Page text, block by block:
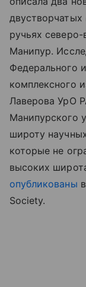
ручьях
Манипур.
Федерального
комплексного
Лаверова УрО
Манипурского
широту
которые не
высоких
опубликованы в
Society.